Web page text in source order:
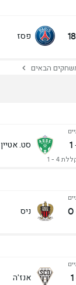
פסז
הבאים
1
4 - 1
סט. אטיין
0 ניס
1 אנז'ה